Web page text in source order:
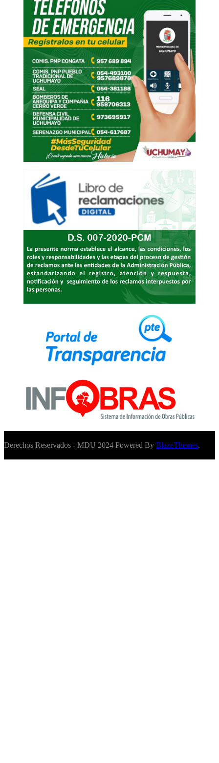
Derechos Reservados - MDU 2024 Powered By BlazeThemes.